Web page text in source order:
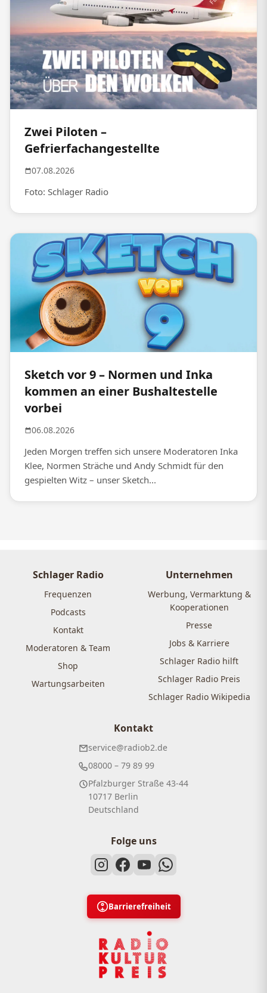
Zwei Piloten –
Gefrierfachangestellte
07.08.2026
Foto: Schlager Radio
Sketch vor 9 – Normen und Inka
kommen an einer Bushaltestelle
vorbei
06.08.2026
Jeden Morgen treffen sich unsere Moderatoren Inka
Klee, Normen Sträche und Andy Schmidt für den
gespielten Witz – unser Sketch...
Schlager Radio
Frequenzen
Podcasts
Kontakt
Moderatoren & Team
Shop
Wartungsarbeiten
Unternehmen
Werbung, Vermarktung &
Kooperationen
Presse
Jobs & Karriere
Schlager Radio hilft
Schlager Radio Preis
Schlager Radio Wikipedia
Kontakt
service@radiob2.de
08000 – 79 89 99
Pfalzburger Straße 43-44
10717 Berlin
Deutschland
Folge uns
Barrierefreiheit